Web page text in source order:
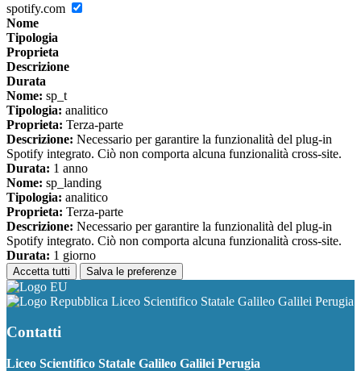
spotify.com
Nome
Tipologia
Proprieta
Descrizione
Durata
Nome: sp_t
Tipologia: analitico
Proprieta: Terza-parte
Descrizione: Necessario per garantire la funzionalità del plug-in
Spotify integrato. Ciò non comporta alcuna funzionalità cross-site.
Durata: 1 anno
Nome: sp_landing
Tipologia: analitico
Proprieta: Terza-parte
Descrizione: Necessario per garantire la funzionalità del plug-in
Spotify integrato. Ciò non comporta alcuna funzionalità cross-site.
Durata: 1 giorno
Accetta tutti Salva le preferenze
Liceo Scientifico Statale Galileo Galilei Perugia
Contatti
Liceo Scientifico Statale Galileo Galilei Perugia